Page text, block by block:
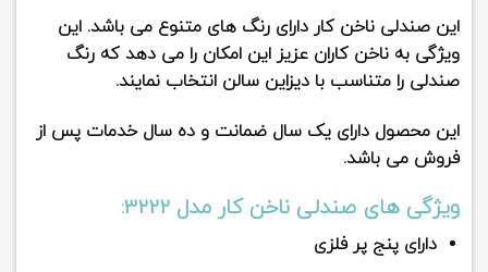
این صندلی ناخن کار دارای رنگ های متنوع می باشد. این
ویژگی به ناخن کاران عزیز این امکان را می دهد که رنگ
صندلی را متناسب با دیزاین سالن انتخاب نمایند.
این محصول دارای یک سال ضمانت و ده سال خدمات پس از
فروش می باشد.
ویژگی های صندلی ناخن کار مدل 3222:
دارای پنج پر فلزی